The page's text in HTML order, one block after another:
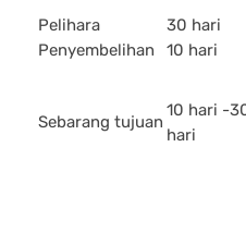
Pelihara
Penyembelihan
30 hari
10 hari
Sebarang tujuan
10 hari -
hari